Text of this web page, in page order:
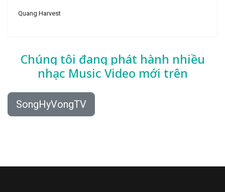
Quang Harvest
Chúng tôi đang phát hành nhiều
nhạc Music Video mới trên
SongHyVongTV